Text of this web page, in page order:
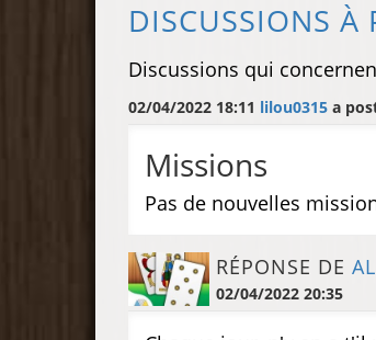
DISCUSSIONS À
Discussions qui
02/04/2022 18:11 lilou0315 a
Missions
Pas de nouvelles
RÉPONSE DE
02/04/2022 20:35